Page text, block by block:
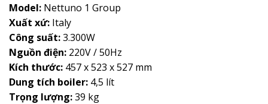
là:
Model: Nettuno 1 Group
Xuất xứ: Italy
Công suất:3.300W
Nguồn điện: 220V / 50Hz
Kích thước: 457 x 523 x 527 mm
Dung tích boiler: 4,5 lít
Trọng lượng:39 kg